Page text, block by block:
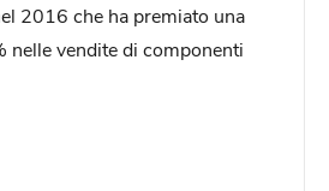
2016 che ha premiato una
nelle vendite di componenti